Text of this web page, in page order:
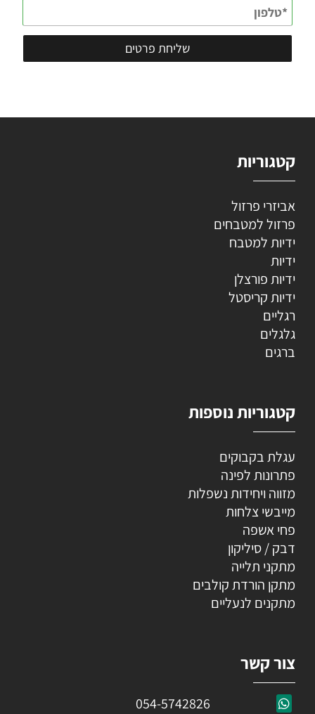
קטגוריות
אביזרי פרזול
פרזול למטבחים
ידיות למטבח
ידיות
ידיות פורצלן
ידיות קריסטל
רגליים
גלגלים
ברגים
קטגוריות נוספות
עגלת בקבוקים
פתרונות לפינה
מזווה ויחידות נשפלות
מייבשי צלחות
פחי אשפה
דבק / סיליקון
מתקני תלייה
מתקן הורדת קולבים
מתקנים לנעליים
צור קשר
054-5742826